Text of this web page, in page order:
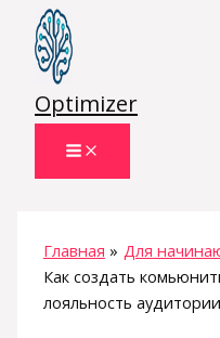
Перейти
содержимому
Optimizer
Главная
Для
Как создать
лояльность аудитории